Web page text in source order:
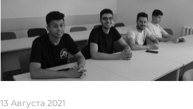
13 Августа 2021